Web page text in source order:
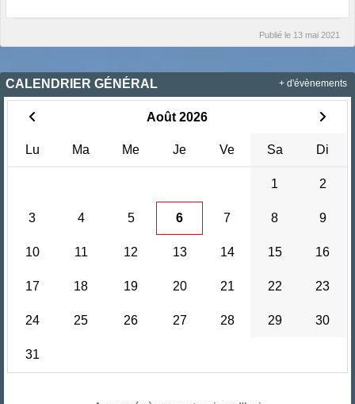
Publié le 13 mai 2021
CALENDRIER GÉNÉRAL
Août 2026
Lu Ma Me Je Ve Sa Di
1 2
3 4 5 6 7 8 9
10 11 12 13 14 15 16
17 18 19 20 21 22 23
24 25 26 27 28 29 30
31
+ d'évènements